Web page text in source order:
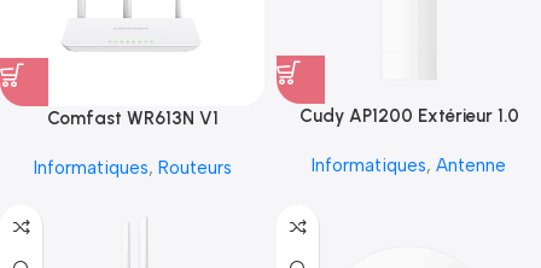
Comfast WR613N V1
Informatiques, Routeurs
Cudy AP1200 Extérieur 1.0
Informatiques, Antenne